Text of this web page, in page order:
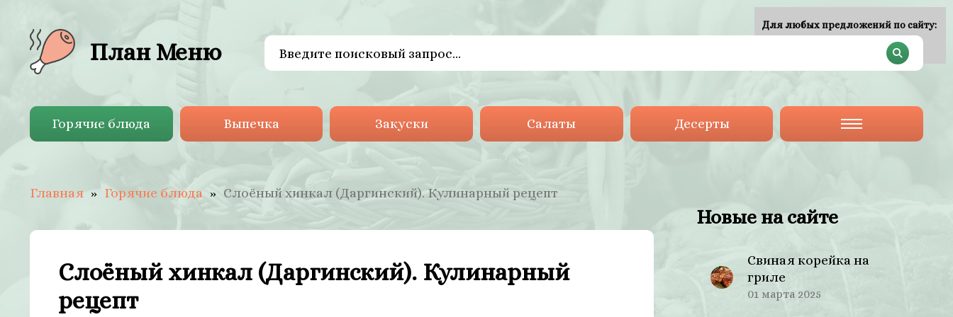
План Меню
Горячие блюда Выпечка Закуски Салаты Десерты
Главная Горячие блюда Слоёный хинкал (Даргинский). Кулинарный рецепт
Слоёный хинкал (Даргинский). Кулинарный
рецепт
Новые на сайте
Свиная корейка на
гриле
01 марта 2025
Для любых предложений по сайту: